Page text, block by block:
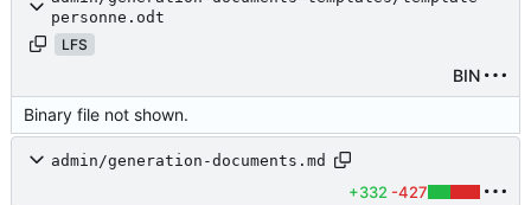
personne.odt
LFS
BIN
Binary file not shown.
admin/generation-documents.md
+332 -427